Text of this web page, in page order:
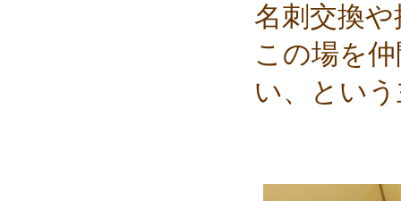
名刺交換
この場を
い、とい